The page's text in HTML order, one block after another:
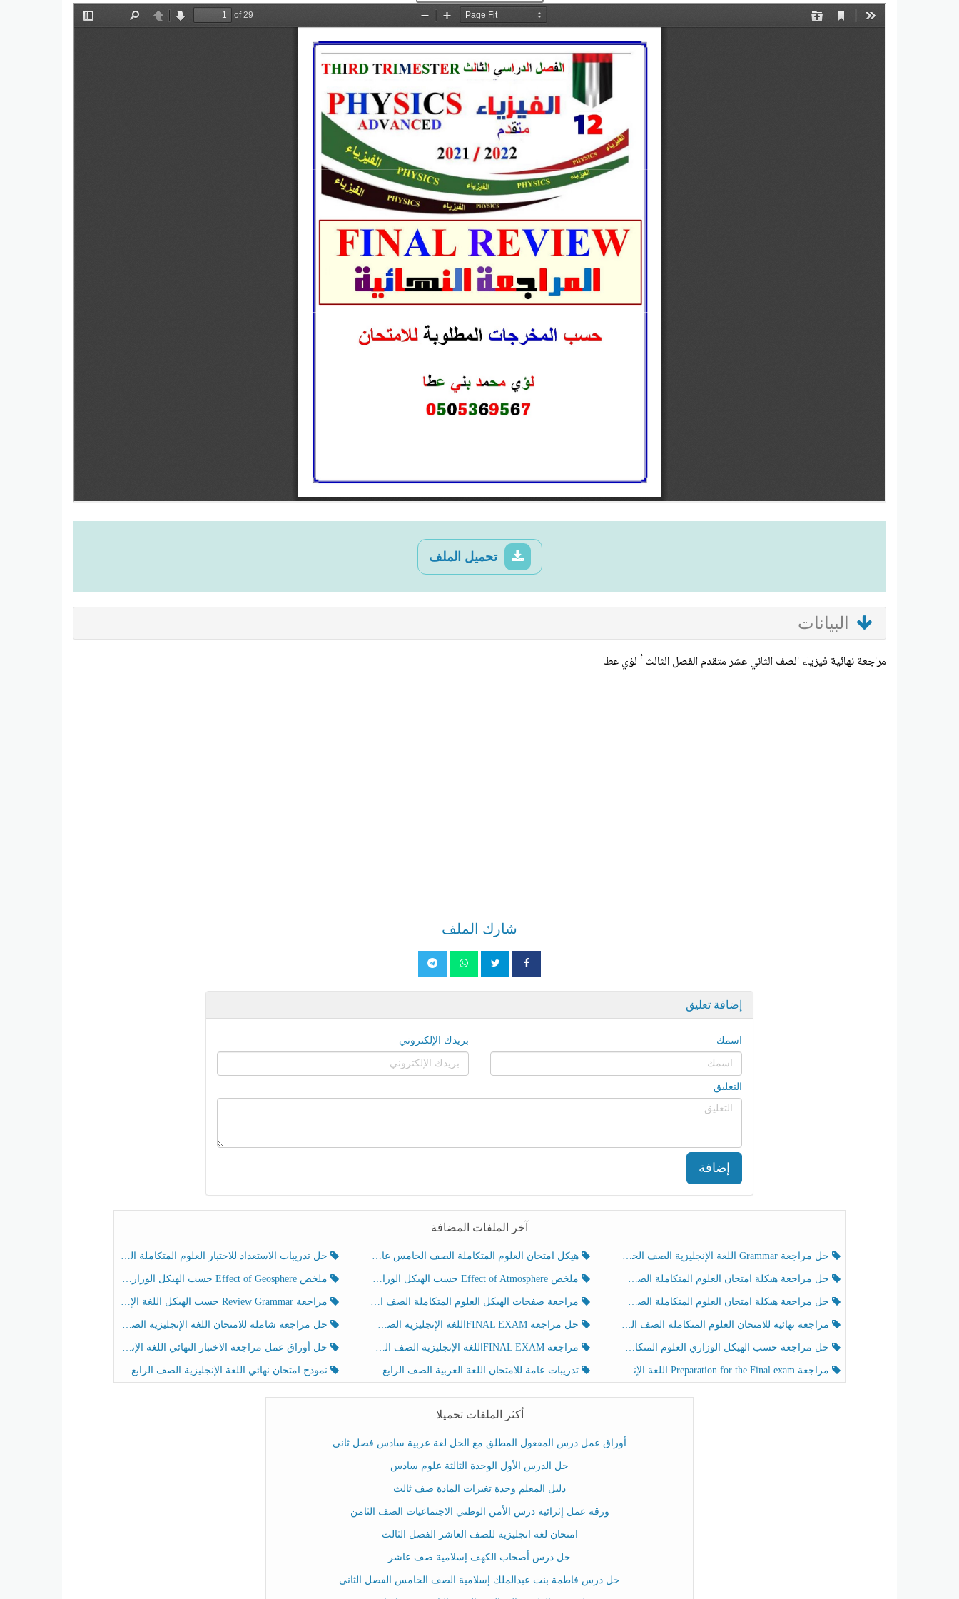
تحميل الملف
البيانات
مراجعة نهائية فيزياء الصف الثاني عشر متقدم الفصل الثالث أ لؤي عطا
شارك الملف
إضافة تعليق
اسمك بريدك الإلكتروني
التعليق
إضافة
آخر الملفات المضافة
حل مراجعة Grammar اللغة الإنجليزية الصف الخامس الفصل الثالث هيكل امتحان العلوم المتكاملة الصف الخامس عام الفصل الدراسي الثالث 2025-2026 حل تدريبات الاستعداد للاختبار العلوم المتكاملة الصف الخامس عام الفصل الثالث
حل مراجعة هيكلة امتحان العلوم المتكاملة الصف الخامس انسبير الفصل الثالث ملخص Effect of Atmosphere حسب الهيكل الوزاري العلوم المتكاملة الصف الخامس انسبير الفصل الثالث ملخص Effect of Geosphere حسب الهيكل الوزاري العلوم المتكاملة الصف الخامس انسبير الفصل الثالث
حل مراجعة هيكلة امتحان العلوم المتكاملة الصف الخامس عام الفصل الثالث مراجعة صفحات الهيكل العلوم المتكاملة الصف الخامس انسبير الفصل الثالث مراجعة Review Grammar حسب الهيكل اللغة الإنجليزية الصف الخامس الفصل الثالث
مراجعة نهائية للامتحان العلوم المتكاملة الصف الخامس انسبير الفصل الثالث حل مراجعة FINAL EXAMاللغة الإنجليزية الصف الخامس الفصل الثالث حل مراجعة شاملة للامتحان اللغة الإنجليزية الصف الخامس الفصل الثالث
حل مراجعة حسب الهيكل الوزاري العلوم المتكاملة الصف الخامس عام الفصل الثالث مراجعة FINAL EXAMاللغة الإنجليزية الصف الخامس الفصل الثالث حل أوراق عمل مراجعة الاختبار النهائي اللغة الإنجليزية الصف الرابع الفصل الثالث
مراجعة Preparation for the Final exam اللغة الإنجليزية الصف الرابع الفصل الثالث تدريبات عامة للامتحان اللغة العربية الصف الرابع الفصل الثالث نموذج امتحان نهائي اللغة الإنجليزية الصف الرابع الفصل الثالث
أكثر الملفات تحميلا
أوراق عمل درس المفعول المطلق مع الحل لغة عربية سادس فصل ثاني
حل الدرس الأول الوحدة الثالثة علوم سادس
دليل المعلم وحدة تغيرات المادة صف ثالث
ورقة عمل إثرائية درس الأمن الوطني الاجتماعيات الصف الثامن
امتحان لغة انجليزية للصف العاشر الفصل الثالث
حل درس أصحاب الكهف إسلامية صف عاشر
حل درس فاطمة بنت عبدالملك إسلامية الصف الخامس الفصل الثاني